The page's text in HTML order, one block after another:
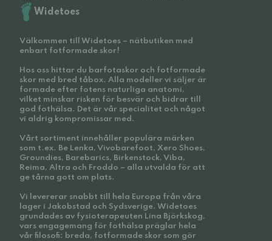
Widetoes
Välkommen till Widetoes – nätbutiken med
enbart fotformade skor!
Hos oss hittar du barfotaskor och fotformade
skor med bred tåbox. Alla modeller vi säljer är
formade efter fotens naturliga anatomi,
vilket minskar risken för besvär och bidrar till
god fothälsa. Det är vår specialitet och något
vi aldrig kompromissar med.
Vårt sortiment innehåller populära märken
som t.ex. Be Lenka, Vivobarefoot, Xero Shoes,
Groundies, Barebarics, Birkenstock, Viba,
Reima, Altra och Froddo – alla utvalda för att
ge tårna gott om plats.
Vi levererar snabbt till hela Europa från våra
lager i Jakobstad och Sydsverige. Widetoes
grundades av fysioterapeuten Lina Björkskog,
vars engagemang för fothälsa präglar hela
vår filosofi: breda, fotformade skor som gör